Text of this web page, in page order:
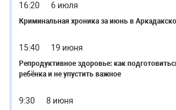
16:20 6 июля
Криминальная хроника за июнь в
15:40 19 июня
Репродуктивное здоровье: как
ребёнка и не упустить важное
9:30 8 июня